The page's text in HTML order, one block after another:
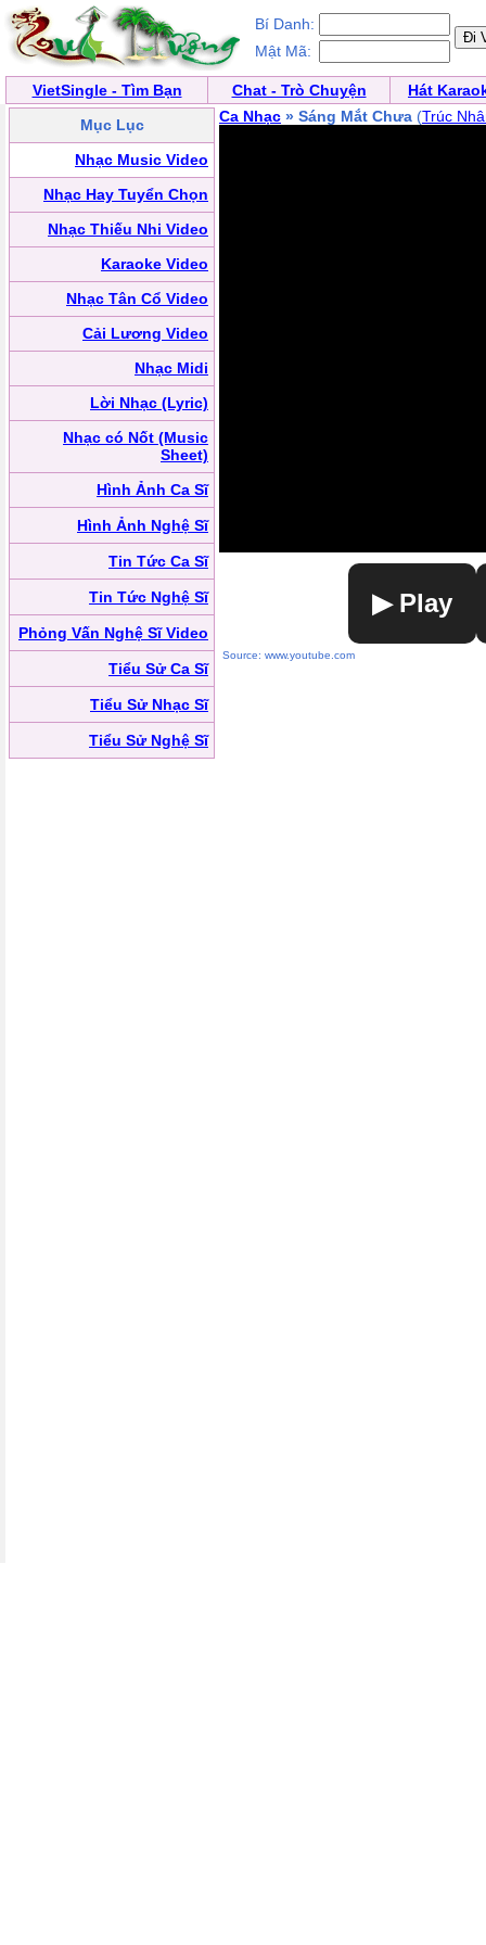
Bí Danh:
Mật Mã:
VietSingle - Tìm Bạn Chat - Trò Chuyện
Hát
Mục Lục
Nhạc Music Video
Nhạc Hay Tuyển Chọn
Nhạc Thiếu Nhi Video
Karaoke Video
Nhạc Tân Cổ Video
Cải Lương Video
Nhạc Midi
Lời Nhạc (Lyric)
Nhạc có Nốt (Music
Sheet)
Hình Ảnh Ca Sĩ
Hình Ảnh Nghệ Sĩ
Tin Tức Ca Sĩ
Tin Tức Nghệ Sĩ
Phỏng Vấn Nghệ Sĩ Video
Tiểu Sử Ca Sĩ
Tiểu Sử Nhạc Sĩ
Tiểu Sử Nghệ Sĩ
Ca Nhạc » Sáng Mắt Chưa (Trúc
▶ Play
Source: www.youtube.com